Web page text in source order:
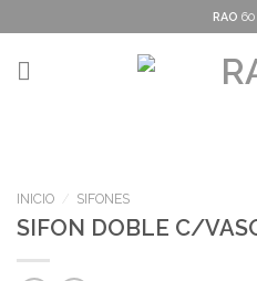
to
content
RAO 60
INICIO / SIFONES
SIFON DOBLE C/